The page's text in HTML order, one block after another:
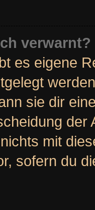
verwarnt?
es eigene
sie dir
der
mit
sofern du